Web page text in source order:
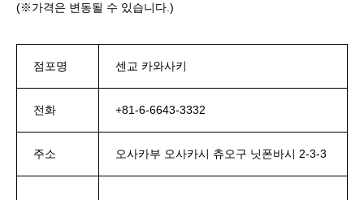
(※가격은 변동될 수 있습니다.)
점포명 센교 카와사키
전화 +81-6-6643-3332
주소 오사카부 오사카시 츄오구 닛폰바시 2-3-3